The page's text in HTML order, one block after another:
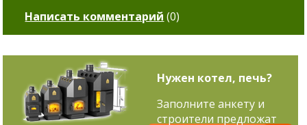
Написать комментарий (0)
Нужен котел, печь?
Заполните анкету и
строители предложат